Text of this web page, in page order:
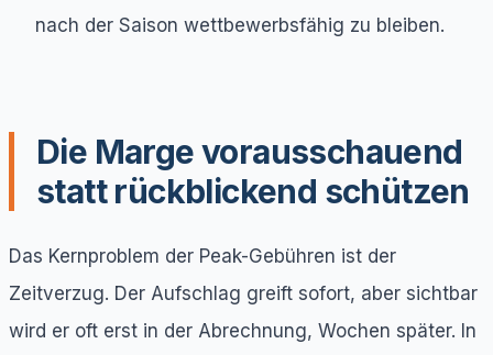
nach der Saison wettbewerbsfähig zu bleiben.
Die Marge vorausschauend
statt rückblickend schützen
Das Kernproblem der Peak-Gebühren ist der
Zeitverzug. Der Aufschlag greift sofort, aber sichtbar
wird er oft erst in der Abrechnung, Wochen später. In